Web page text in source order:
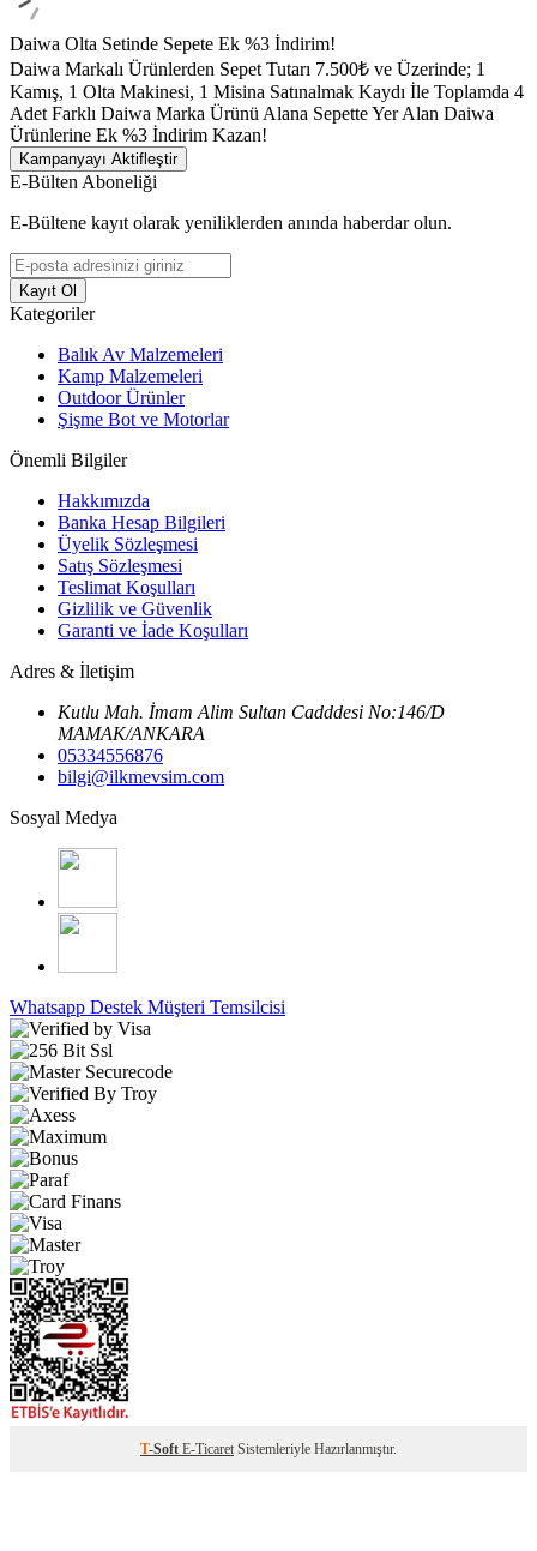
Daiwa Olta Setinde Sepete Ek %3 İndirim!
Daiwa Markalı Ürünlerden Sepet Tutarı 7.500₺ ve Üzerinde; 1
Kamış, 1 Olta Makinesi, 1 Misina Satınalmak Kaydı İle Toplamda 4
Adet Farklı Daiwa Marka Ürünü Alana Sepette Yer Alan Daiwa
Ürünlerine Ek %3 İndirim Kazan!
Kampanyayı Aktifleştir
E-Bülten Aboneliği
E-Bültene kayıt olarak yeniliklerden anında haberdar olun.
Kayıt Ol
Kategoriler
Balık Av Malzemeleri
Kamp Malzemeleri
Outdoor Ürünler
Şişme Bot ve Motorlar
Önemli Bilgiler
Hakkımızda
Banka Hesap Bilgileri
Üyelik Sözleşmesi
Satış Sözleşmesi
Teslimat Koşulları
Gizlilik ve Güvenlik
Garanti ve İade Koşulları
Adres & İletişim
Kutlu Mah. İmam Alim Sultan Cadddesi No:146/D
MAMAK/ANKARA
05334556876
bilgi@ilkmevsim.com
Sosyal Medya
Whatsapp Destek Müşteri Temsilcisi
T-Soft E-Ticaret Sistemleriyle Hazırlanmıştır.